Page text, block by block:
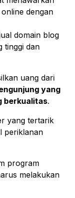
dengan
domain blog
tinggi dan
uang dari
yang
berkualitas.
yang tertarik
periklanan
program
melakukan